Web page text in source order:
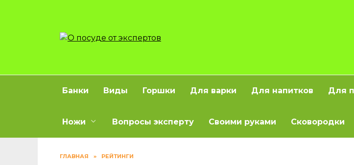
Банки Виды Горшки Для варки Для напитков Для
Ножи Вопросы эксперту Своими руками Сковородки
ГЛАВНАЯ » РЕЙТИНГИ